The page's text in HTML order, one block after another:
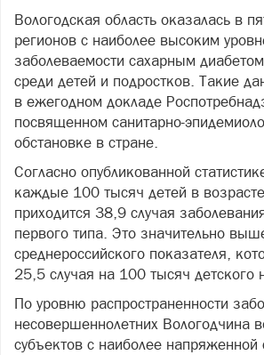
Вологодская область оказалась в
регионов с наиболее высоким
заболеваемости сахарным
среди детей и подростков. Такие
в ежегодном докладе
посвященном санитарно-
обстановке в стране.
Согласно опубликованной
каждые 100 тысяч детей в
приходится 38,9 случая
первого типа. Это значительно
среднероссийского показателя,
25,5 случая на 100 тысяч детского
По уровню распространенности
несовершеннолетних Вологодчина
субъектов с наиболее напряженной